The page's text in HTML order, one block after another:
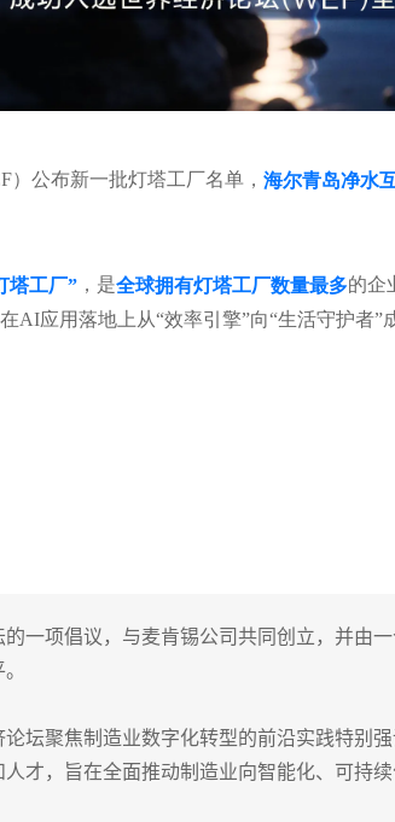
）公布新一批灯塔工厂名单， 海尔青岛净水
塔工厂” ，是全球拥有灯塔工厂数量最多的企
AI应用落地上从“效率引擎”向“生活守护者
一项倡议，与麦肯锡公司共同创立，并由
坛聚焦制造业数字化转型的前沿实践特别
才，旨在全面推动制造业向智能化、可持续